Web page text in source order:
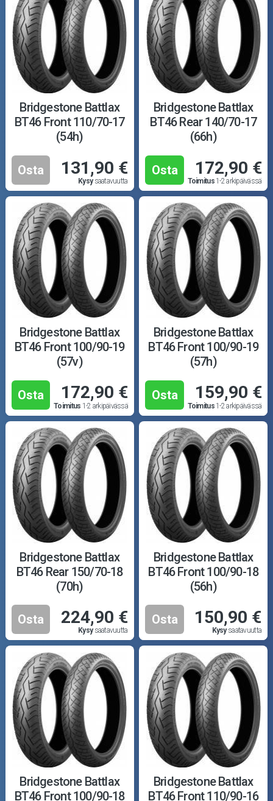
Bridgestone Battlax
BT46 Front 110/70-17
(54h)
Osta 131,90 €
Kysysaatavuutta
Bridgestone Battlax
BT46 Rear 140/70-17
(66h)
Osta 172,90 €
Toimitus1-2 arkipäivässä
Bridgestone Battlax
BT46 Front 100/90-19
(57v)
Osta 172,90 €
Toimitus 1-2 arkipäivässä
Bridgestone Battlax
BT46 Front 100/90-19
(57h)
Osta 159,90 €
Toimitus1-2 arkipäivässä
Bridgestone Battlax
BT46 Rear 150/70-18
(70h)
Osta 224,90 €
Kysysaatavuutta
Bridgestone Battlax
BT46 Front 100/90-18
(56h)
Osta 150,90 €
Kysysaatavuutta
Bridgestone Battlax
BT46 Front 100/90-18
Bridgestone Battlax
BT46 Front 110/90-16